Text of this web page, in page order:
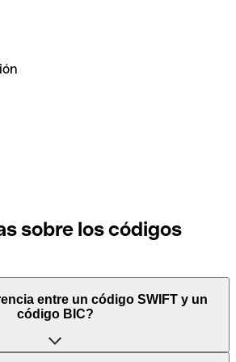
sobre los códigos
entre un código SWIFT y un
código BIC?